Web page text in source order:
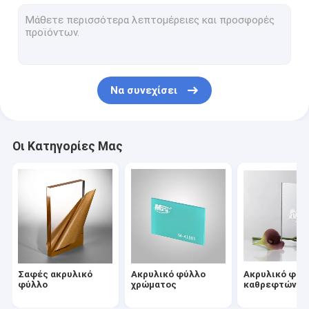
σαφές φύλλο πολυανθράκων
Πλαστικό φύλλο ABS
Ακτινοβολήστε ακρυλικό φύλλο
Πλαστικό φύλλο ESD
Ακρυλικό ελαφρύ πιάτο οδηγών
Φλόγα - καθυστερών ακρυλικός
Να συνεχίσει
Οι Κατηγορίες Μας
Σαφές ακρυλικό
φύλλο
Ακρυλικό φύλλο
χρώματος
Ακρυλικό
καθρεφτών